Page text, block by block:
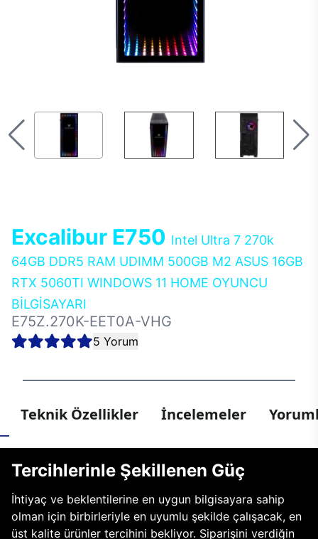
Excalibur E750 Intel Ultra 7 270k
64GB DDR5 RAM UDIMM 500GB M2 ASUS 16GB
RTX 5060TI WINDOWS 11 HOME OYUNCU
BİLGİSAYARI
E75Z.270K-EET0A-VHG
5 Yorum
Teknik Özellikler İncelemeler
Tercihlerinle Şekillenen Güç
İhtiyaç ve beklentilerine en uygun bilgisayara sahip
olman için birbirleriyle en uyumlu şekilde çalışacak, en
üst kalite ürünler tercihini bekliyor. Siparişini verdiğin